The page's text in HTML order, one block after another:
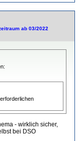
ab 03/2022
- wirklich sicher,
bei DSO